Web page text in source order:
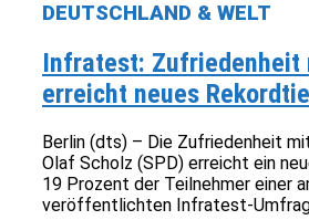
DEUTSCHLAND & WELT
Infratest: Zufriedenheit
erreicht neues
Berlin (dts) – Die Zufriedenheit
Olaf Scholz (SPD) erreicht ein
19 Prozent der Teilnehmer einer
veröffentlichten Infratest-